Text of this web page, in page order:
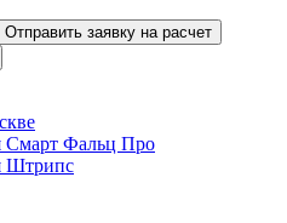
Отправить заявку на расчет
Смарт Фальц Про
Штрипс